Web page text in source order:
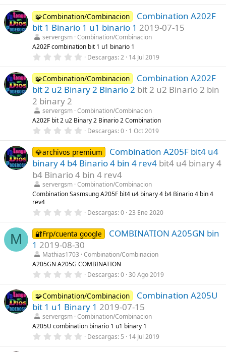
)0
0
e
s
t
r
e
l
a
(
s
)
🧩Combination/Combinacion
Combination A202F
bit 1 Binario 1 u1 binario 1 2019-07-15
servergsm Combination/Combinacion
A202F combination bit 1 u1 binario 1
0
0
0
e
s
e
l
a
(
s
)
Descargas 2 14 Jul 2019
🧩Combination/Combinacion
Combination A202F
bit 2 u2 Binary 2 Binario 2 bit 2 u2 Binario 2 bin
2 binary 2
servergsm Combination/Combinacion
A202F bit 2 u2 Binary 2 Binario 2 Combination
0
0
0
e
s
t
r
e
l
s
)
Descargas 0 1 Oct 2019
💎archivos premium
Combination A205F bit4 u4
binary 4 b4 Binario 4 bin 4 rev4 bit4 u4 binary 4
b4 Binario 4 bin 4 rev4
servergsm Combination/Combinacion
Combination Sasmsung A205F bit4 u4 binary 4 b4 Binario 4 bin 4
rev4
0
0
0
e
s
t
r
e
l
a
(
s
)
Descargas 0 23 Ene 2020
M 🔐Frp/cuenta google
COMBINATION A205GN bin
1 2019-08-30
Mathias1703
Combination/Combinacion
A205GN A205G COMBINATION
0
0
0
e
s
t
r
e
l
Descargas 0 30 Ago 2019
🧩Combination/Combinacion
Combination A205U
bit 1 u1 Binary 1 2019-07-15
servergsm Combination/Combinacion
A205U combination binario 1 u1 binary 1
0
0
Descargas 5 14 Jul 2019